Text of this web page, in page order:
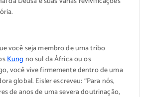
você seja membro de uma tribo
Kungno sul da África ou os
você vive firmemente dentro de uma
global. Eisler escreveu: “Para nós,
de anos de uma severa doutrinação,